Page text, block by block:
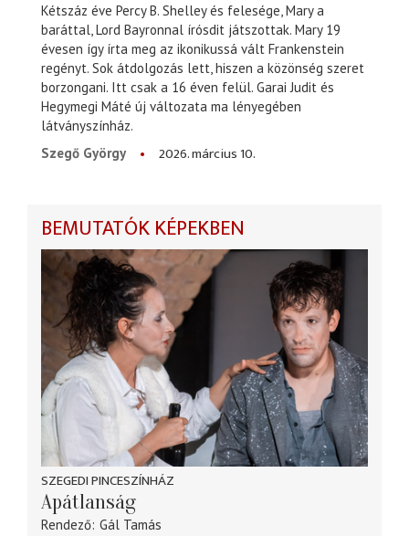
Kétszáz éve Percy B. Shelley és felesége, Mary a
baráttal, Lord Bayronnal írósdit játszottak. Mary 19
évesen így írta meg az ikonikussá vált Frankenstein
regényt. Sok átdolgozás lett, hiszen a közönség szeret
borzongani. Itt csak a 16 éven felül. Garai Judit és
Hegymegi Máté új változata ma lényegében
látványszínház.
Szegő György
2026. március 10.
BEMUTATÓK KÉPEKBEN
SZEGEDI PINCESZÍNHÁZ
Apátlanság
Rendező Gál Tamás